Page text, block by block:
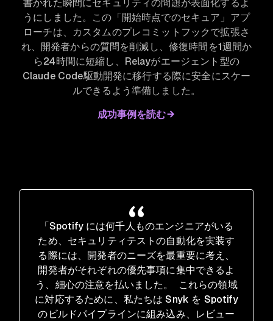
うにしました。この「開始時点でのセキュア」アプ
ローチは、カスタムのプレコミットフックで拡張さ
れ、開発者からの質問を削減し、修復時間を1週間か
ら24時間に短縮し、Relayがエージェント型の
Claude Code駆動開発に移行する際に安全にスケー
ルできるよう準備しました。
成功事例を読む
「Spotify には何千人ものエンジニアがいる
ため、セキュリティテストの自動化を実装す
る際には、開発者のニーズを最重要に考え、
開発者がそれぞれの優先事項に集中できるよ
う、細心の注意を払いました。 これらの領域
に対応するために、私たちは Snyk を Spotify
のビルドパイプラインに組み込み、レビュー